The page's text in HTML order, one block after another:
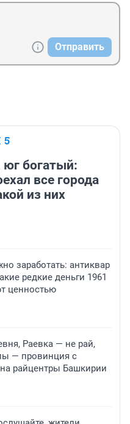
Отправить
5
богатый:
все города
из них
заработать: антиквар
редкие деньги 1961
ценностью
Раевка — не рай,
— провинция с
райцентры Башкирии